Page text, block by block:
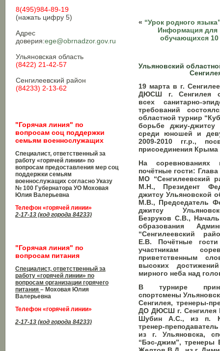
8(495)984-89-19
(нажать цифру 5)
Адрес
доверия:ege@obrnadzor.gov.ru
Ульяновская область
(8422) 21-42-57
Сенгилеевский район
(84233) 2-13-62
"Горячая линия" по
вопросам соц поддержки
семьям военнослужащих
Специалист, ответственный за
работу «горячей линии» по
вопросам предоставления мер соц
поддержки семьям
военнослужащих согласно Указу
№ 100 Губернатора УОМоховая
Юлия Валерьевна
Телефон «горячей линии»
2-17-13 (код города 84233)
"Горячая линия" по
вопросам питания
Специалист, ответственный за
работу «горячей линии» по
вопросам организации горячего
питания – Моховая Юлия
Валерьевна
Телефон «горячей линии»
2-17-13 (код города 84233)
« “Урок родного
Информация для
обучающихся 10
Ульяновский
19 марта в г.
ДЮСШ г. Сенгилея
всех санитарно-
требований
областной турнир
борьбе джиу-джитсу
среди юношей и
2009-2010 гг.р.,
присоединения Крыма
На соревнованиях
почётные гости:
МО “Сенгилеевский
М.Н., Президент
джитсу Ульяновской
М.В., Председатель
джитсу
Безруков С.В.,
образования
“Сенгилеевский
Е.В. Почётные
участникам
приветственным
высоких
мирного неба над
В турнире
спортсмены
Сенгилея, тренеры-
ДО ДЮСШ г. Сенгилея
Шубин А.С., из п.
тренер-
из г. Ульяновска,
“Бэс-джим”, тренеры